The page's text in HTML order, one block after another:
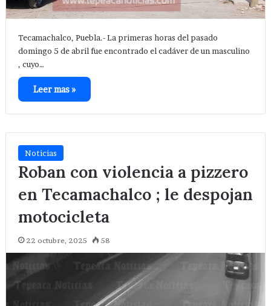
Tecamachalco, Puebla.- La primeras horas del pasado
domingo 5 de abril fue encontrado el cadáver de un masculino
, cuyo…
Leer mas »
Noticias
Roban con violencia a pizzero
en Tecamachalco ; le despojan
motocicleta
22 octubre, 2025 58